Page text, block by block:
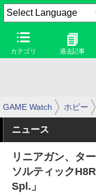
カテゴリ 過去記事
GAME Watch ホビー
ニュース
リニアガン、タ
ソルティック
Spl.」